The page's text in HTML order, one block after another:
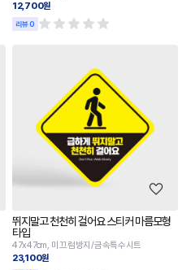
12,700원
리뷰 0
뛰지말고 천천히 걸어요 스티커 마름모형
타입
47x47cm, 미끄럼방지/금속특수시트
23,100원